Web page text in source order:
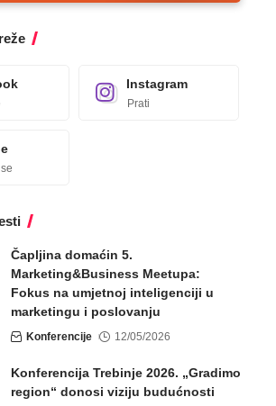
Instagram
Prati
Čapljina domaćin 5.
Marketing&Business Meetupa:
Fokus na umjetnoj inteligenciji u
marketingu i poslovanju
Konferencije 12/05/2026
Konferencija Trebinje 2026. „Gradimo
region“ donosi viziju budućnosti